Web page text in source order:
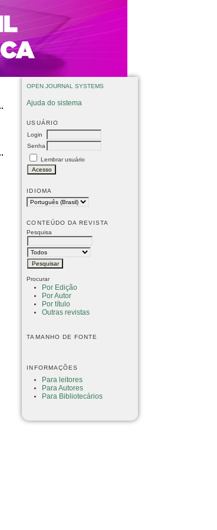
OPEN JOURNAL SYSTEMS
Ajuda do sistema
USUÁRIO
Login
Senha
Lembrar usuário
IDIOMA
CONTEÚDO DA REVISTA
Pesquisa
Procurar
Por Edição
Por Autor
Por título
Outras revistas
TAMANHO DE FONTE
INFORMAÇÕES
Para leitores
Para Autores
Para Bibliotecários